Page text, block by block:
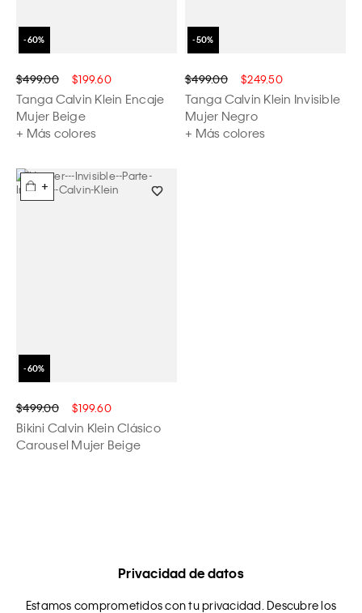
$499.00 $199.60
Tanga Calvin Klein Encaje
Mujer Beige
+ Más colores
$499.00 $249.50
Tanga Calvin Klein Invisible
Mujer Negro
+ Más colores
+
$499.00 $199.60
Bikini Calvin Klein Clásico
Carousel Mujer Beige
Privacidad de datos
Estamos comprometidos con tu privacidad. Descubre los